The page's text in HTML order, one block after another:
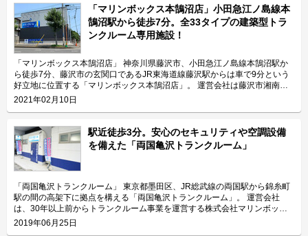
設運営でお客様目線のサポートを提供している会社です。 今回は、株式会
社マリンボックスが運営している「マリンボックスガレージ一之宮5丁目
店」の特長や利用用途などをご紹介致します。 「マリンボックスガレージ
一之宮5丁目店」の特長を教えてください。 「マリンボックスガレージ一之
宮5丁目店」は、電源付きで大型のガレージタイプの収納スペースがあるの
が特長です。 周辺地域は首都高速のインターチェンジがあり、主要地方道
である神奈川県道44号伊勢原藤沢線や神奈川県道47号藤沢平塚線も通って
おり、車社会が形成されています。 「マリンボックスガレージ一之宮5丁目
店」の庫内には電源が付いているため、コンプレッサーなどを用いて車の掃
除ができます。敷地内には水洗トイレも設置されておりますので、作業時間
が長くなってしまった場合などでも便利にご利用頂けます。 主にどんな方
がご利用されているのでしょうか？ 「マリンボックスガレージ一之宮5丁目
店」は高速道路に近いこともあり、建築業者など車での移動が必要な法人の
お客様に多くご利用頂いております。また、「マリンボックスガレージ一之
宮5丁目店」には庫内に電源が付いていて、入口にセコムの防犯カメラを設
置しておりますので、寒川町一之宮や寒川町岡田エリアにお住いのファミリ
ー層のお客様にも駐車場代わりにご利用頂いております。 セキュリティや
安全面について教えてください。 「マリンボックスガレージ一之宮5丁目
店」では、安心して車やバイクなどを収納頂けるように、施設入口にはセコ
ムの防犯カメラを設置し、各庫内にも専用鍵を設置しています。また、庫内
照明と場内照明も設置しており、夜間でも明るく安心してご利用頂けます。
「マリンボックス本鵠沼店」小田急江ノ島線本
鵠沼駅から徒歩7分。全33タイプの建築型トラ
ンクルーム専用施設！
「マリンボックス本鵠沼店」 神奈川県藤沢市、小田急江ノ島線本鵠沼駅か
ら徒歩7分、藤沢市の玄関口であるJR東海道線藤沢駅からは車で9分という
好立地に位置する「マリンボックス本鵠沼店」。 運営会社は藤沢市湘南台
に本社を構え、湘南エリアを中心に全国でトランクルームを運営する株式会
社マリンボックス。「マリンボックス本鵠沼店」は建築型トランクルーム専
今回は、株式会社マリンボックスが運営している「マリンボックス本鵠沼
店」の特長や利用用途などをご紹介致します。 「マリンボックス本鵠沼
店」の特長を教えてください。 2階建てのトランクルーム専用施設「マリン
ボックス本鵠沼店」には、施設利用者様専用の駐車場があります。また、1
階のガレージタイプのお部屋であれば車で横づけが可能ですので、荷物の出
し入れも簡単に行って頂けます。2階に収納される場合には、お荷物の搬入
サービスもご利用可能ですのでご高齢の方や女性などでも気軽にご利用頂け
ます。また、部屋には棚板とハンガーパイプを設置しておりますので、お客
様のニーズに合わせてご活用ください。 主にどんな方がご利用されている
のでしょうか？ 本鵠沼駅周辺に広がっている住宅街にお住いの方々から多
2021年02月10日
駅近徒歩3分。安心のセキュリティや空調設備
を備えた「両国亀沢トランクルーム」
「両国亀沢トランクルーム」 東京都墨田区、JR総武線の両国駅から錦糸町
駅の間の高架下に拠点を構える「両国亀沢トランクルーム」。 運営会社
は、30年以上前からトランクルーム事業を運営する株式会社マリンボック
ス。湘南エリアに本社を構えているため、トランクルームも海を思わせるマ
リンブルーに統一されており、0.52帖～3.65帖の48の部屋を用意していま
2019年06月25日